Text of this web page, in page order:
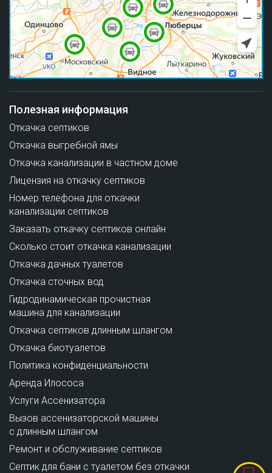
Полезная информация
Откачка септиков
Откачка выгребной ямы
Откачка канализации в частном доме
Лицензия на откачку септиков
Номер телефона для откачки
канализации септиков
Заказать откачку септиков онлайн
Сколько стоит откачка канализации
Откачка дачных туалетов
Откачка сточных вод
Гидродинамическая прочистная
машина для канализации
Откачка септиков длинным шлангом
Откачка биотуалетов
Политика конфиденциальности
Аренда Илососа
Услуги Ассенизатора
Вызов ассенизаторской машины
с длинным шлангом
Ремонт и обслуживание cептиков
Септик для бани с туалетом без откачки